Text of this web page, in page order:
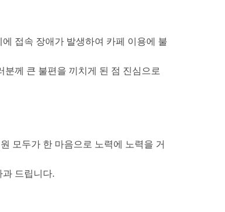
접속 장애가 발생하여 카페 이용에 불
께 큰 불편을 끼치게 된 점 진심으로
모두가 한 마음으로 노력에 노력을 거
드립니다.